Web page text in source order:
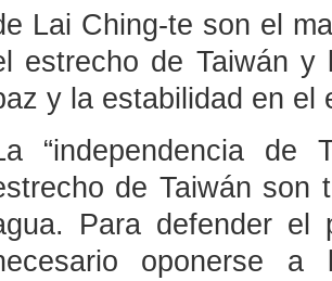
Lai Ching-te son el
estrecho de Taiwán
y la estabilidad en el
“independencia
de Taiwán son
Para defender el
oponerse a